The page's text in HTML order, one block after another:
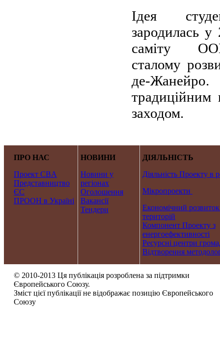
Ідея
зародилась у
саміту
сталому
де-Жанейро.
традиційним
заходом.
ПРО НАС
Проект CBA
Представництво
ЄС
ПРООН в Україні
НОВИНИ
Новини у
регіонах
Оголошення
Вакансії
Тендери
ДІЯЛЬНІСТЬ
Діяльність Проекту в
Мікропроекти
Економічний розвиток
територій
Компонент Проекту з
енергоефективності
Ресурсні центри
Відтворення
© 2010-2013 Ця публікація розроблена за підтримки
Європейського Союзу.
Зміст цієї публікації не відображає позицію Європейського
Союзу